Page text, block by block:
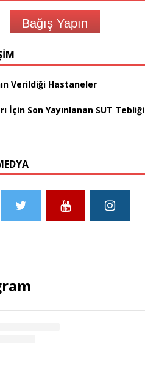
Bağış Yapın
Verildiği Hastaneler
İçin Son Yayınlanan SUT Tebliği